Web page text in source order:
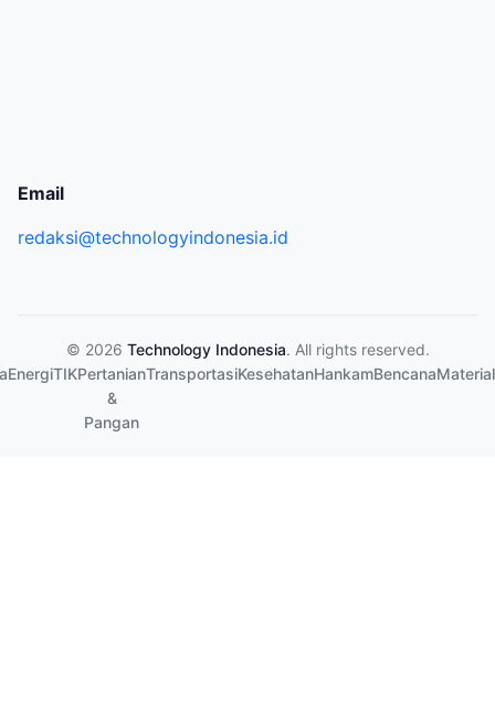
Email
redaksi@technologyindonesia.id
© 2026 Technology Indonesia. All rights reserved.
EnergiTIKPertanian
&
Pangan
TransportasiKesehatanHankamBencanaMaterial